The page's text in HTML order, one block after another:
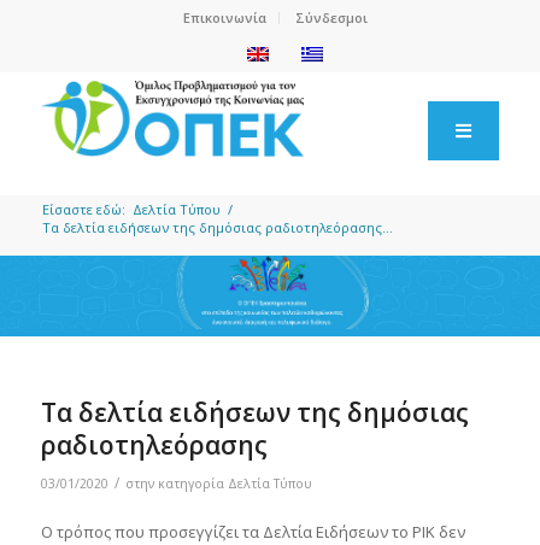
Επικοινωνία Σύνδεσμοι
Είσαστε εδώ: Δελτία Τύπου /
Τα δελτία ειδήσεων της δημόσιας ραδιοτηλεόρασης...
Τα δελτία ειδήσεων της δημόσιας
ραδιοτηλεόρασης
03/01/2020 / στην κατηγορία Δελτία Τύπου
Ο τρόπος που προσεγγίζει τα Δελτία Ειδήσεων το ΡΙΚ δεν